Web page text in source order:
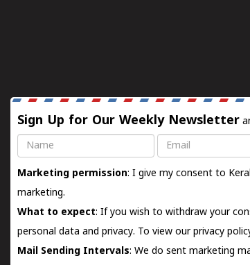
Sign Up for Our Weekly Newsletter
Name
Email
Marketing permission: I give my consent to
marketing.
What to expect: If you wish to withdraw your
personal data and privacy. To view our privacy
Mail Sending Intervals: We do sent marketing